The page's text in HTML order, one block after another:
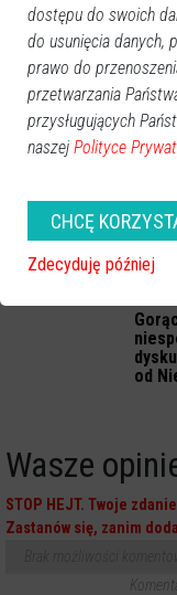
Projekt "Mazowsze dla
Seniorów" w
tym wsparcie dla
się nie kończy
od
Wasze
STOP HEJT. Twoje
Zastanów się, zanim
dostępu do swoich
do usunięcia danych,
prawo do
przetwarzania
przysługujących
naszej Polityce
CHCĘ
Zdecyduję później